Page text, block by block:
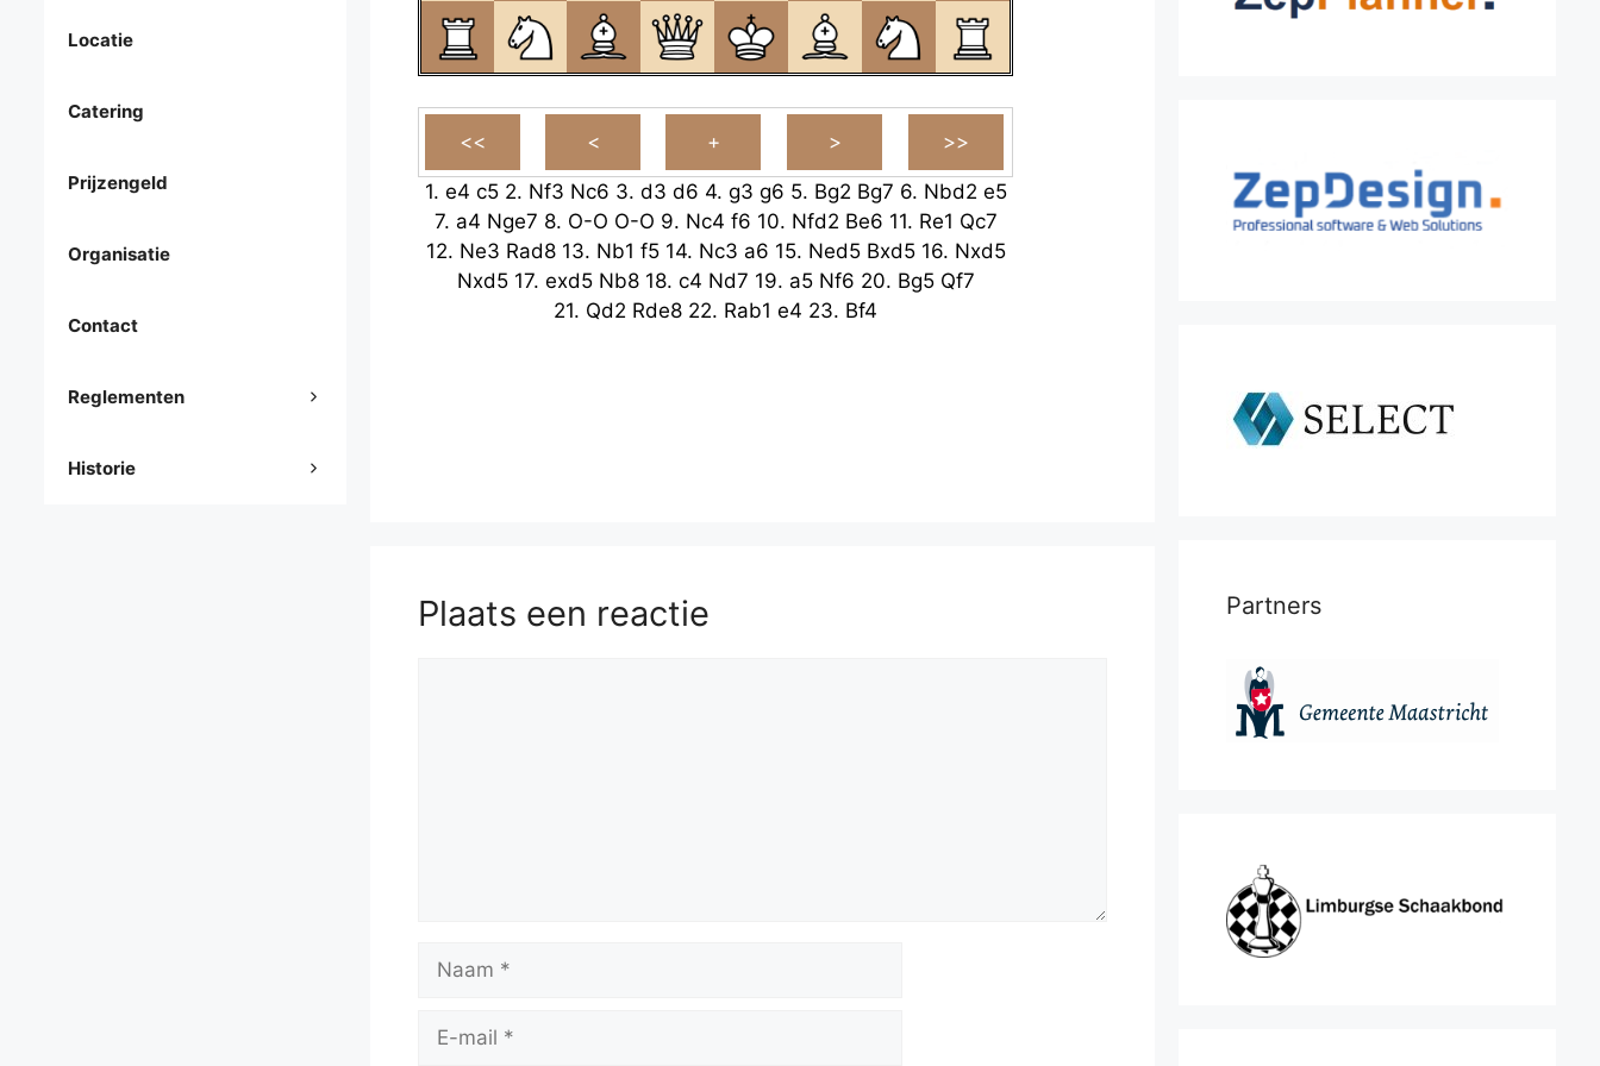
1. e4 c5 2. Nf3 Nc6 3. d3 d6 4. g3 g6 5. Bg2 Bg7 6. Nbd2 e5
7. a4 Nge7 8. O-O O-O 9. Nc4 f6 10. Nfd2 Be6 11. Re1 Qc7
12. Ne3 Rad8 13. Nb1 f5 14. Nc3 a6 15. Ned5 Bxd5 16. Nxd5
Nxd5 17. exd5 Nb8 18. c4 Nd7 19. a5 Nf6 20. Bg5 Qf7
21. Qd2 Rde8 22. Rab1 e4 23. Bf4
Plaats een reactie
mail
Locatie
Catering
Prijzengeld
Organisatie
Contact
Reglementen
Historie
Partners